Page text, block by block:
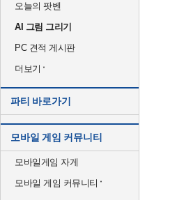
오늘의 팟벤
AI 그림 그리기
PC 견적 게시판
더보기
파티 바로가기
모바일 게임 커뮤니티
모바일게임 자게
모바일 게임 커뮤니티